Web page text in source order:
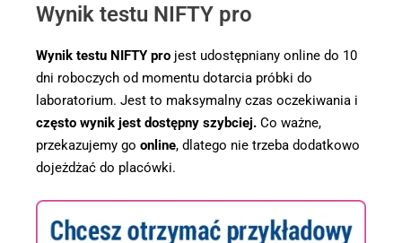
Wynik testu NIFTY pro
Wynik testu NIFTY pro jest udostępniany online do 10
dni roboczych od momentu dotarcia próbki do
laboratorium. Jest to maksymalny czas oczekiwania i
często wynik jest dostępny szybciej. Co ważne,
przekazujemy go online, dlatego nie trzeba dodatkowo
dojeżdżać do placówki.